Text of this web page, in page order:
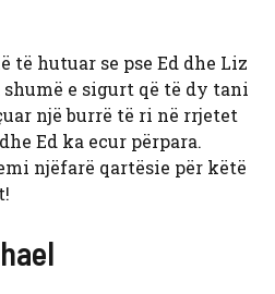
të hutuar se pse Ed dhe Liz
e sigurt që të dy tani
një burrë të ri në rrjetet
Ed ka ecur përpara.
njëfarë qartësie për këtë